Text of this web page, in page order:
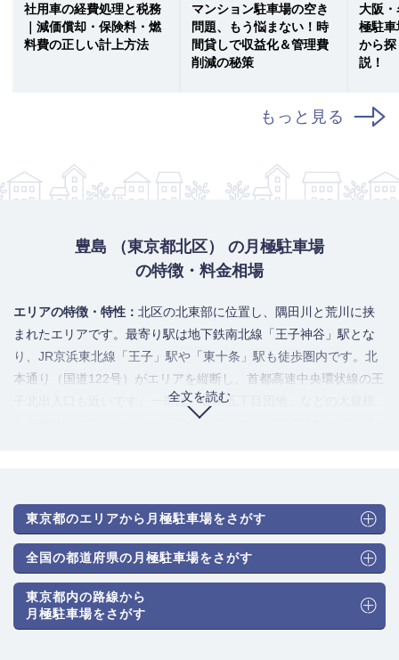
社用車の経費処理と税務
｜減価償却・保険料・燃
料費の正しい計上方法
マンション駐車場の空き
問題、もう悩まない！時
間貸しで収益化＆管理費
削減の秘策
大阪
極駐
から
説！
もっと見る
豊島 （東京都北区） の月極駐車場
の特徴・料金相場
全文を読む
エリアの特徴・特性： 北区の北東部に位置し、隅田川と荒川に挟
まれたエリアです。最寄り駅は地下鉄南北線「王子神谷」駅とな
り、JR京浜東北線「王子」駅や「東十条」駅も徒歩圏内です。北
本通り（国道122号）がエリアを縦断し、首都高速中央環状線の王
子北出入口も近いです。一帯は「豊島五丁目団地」などの大規模
な都営住宅やマンション、戸建てが中心の住宅街ですが、北本通
む大規模団地やマンションの居住者の利用が圧倒的多数を占めま
す。鉄道駅からやや距離がある区域もあり、自家用車保有率が比
較的高いため、駐車場需要は常に安定しています。加えて、エリ
ア内に点在する事業所で働く従業員の通勤需要や、近隣の王子
駅・赤羽駅方面へ通勤する人が、中心部より割安な駐車場を求め
て利用するケースも見られます。
東京都のエリアから月極駐車場をさがす
全国の都道府県の月極駐車場をさがす
東京都内の路線から
月極駐車場をさがす